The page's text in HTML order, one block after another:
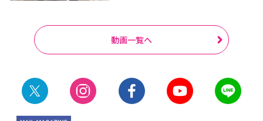
動画一覧へ